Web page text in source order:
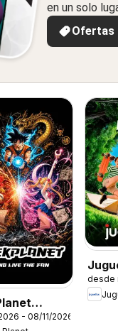
en un solo
Ofertas
de
- 08/11/2026
desde